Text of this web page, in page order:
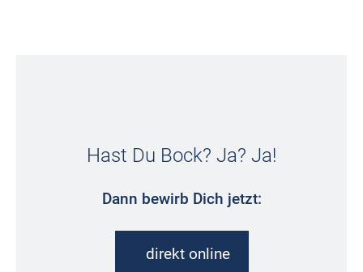
Hast Du Bock? Ja? Ja!
Dann bewirb Dich jetzt:
direkt online